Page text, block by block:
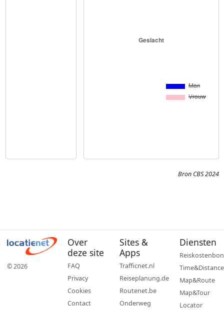
Bron CBS 2024
© 2026
Over
deze site
FAQ
Privacy
Cookies
Contact
Sites &
Apps
Trafficnet.nl
Reiseplanung.de
Routenet.be
Onderweg
Diensten
Reiskostenbon
Time&Distance
Map&Route
Map&Tour
Locator